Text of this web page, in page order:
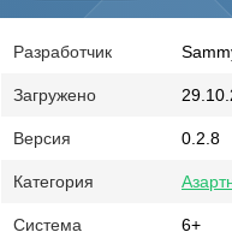
Разработчик
Загружено
Версия 0.2.8
Категория
Система 6+